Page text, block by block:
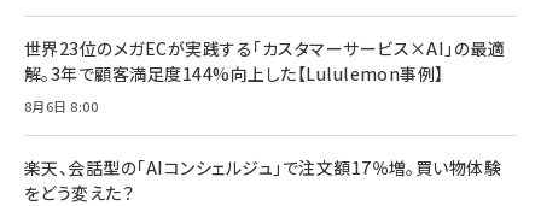
世界23位のメガECが実践する「カスタマーサービス×AI」の最適
解。3年で顧客満足度144%向上した【Lululemon事例】
8月6日 8:00
楽天、会話型の「AIコンシェルジュ」で注文額17％増。買い物体験
をどう変えた？